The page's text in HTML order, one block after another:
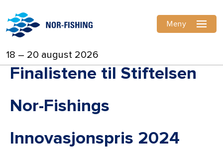
18 – 20 august 2026
Meny
Finalistene til Stiftelsen
Nor-Fishings
Innovasjonspris 2024